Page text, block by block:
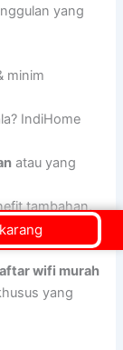
yang
minim
IndiHome
atau yang
tambahan,
wifi murah
yang